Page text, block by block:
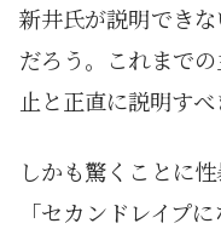
新井氏が説明でき
だろう。これまで
止と正直に説明すべ
しかも驚くことに
「セカンドレイプ